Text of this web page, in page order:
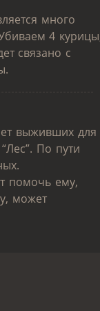
много
4
связано с
выживших для
По пути
помочь ему,
может